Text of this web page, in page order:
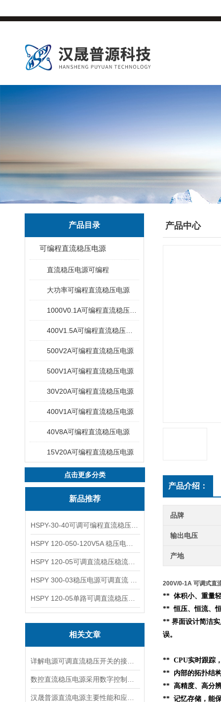
产品目录
可编程直流稳压电源
直流稳压电源可编程
大功率可编程直流稳压电源
500V2A可编程直流稳压电源
500V1A可编程直流稳压电源
30V20A可编程直流稳压电源
400V1A可编程直流稳压电源
40V8A可编程直流稳压电源
15V20A可编程直流稳压电源
点击更多分类
新品推荐
相关文章
产品中心
产品介绍：
品牌
输出电压
产地
200V/0-1A 可调式直
** 体积小、重量轻
** 恒压、恒流、
** 界面设计简洁
误。
** CPU实时跟踪
** 内部的拓扑结
** 高精度、高分
** 记忆存储，能